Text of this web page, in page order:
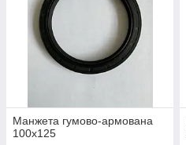
Манжета гумово-армована
100х125